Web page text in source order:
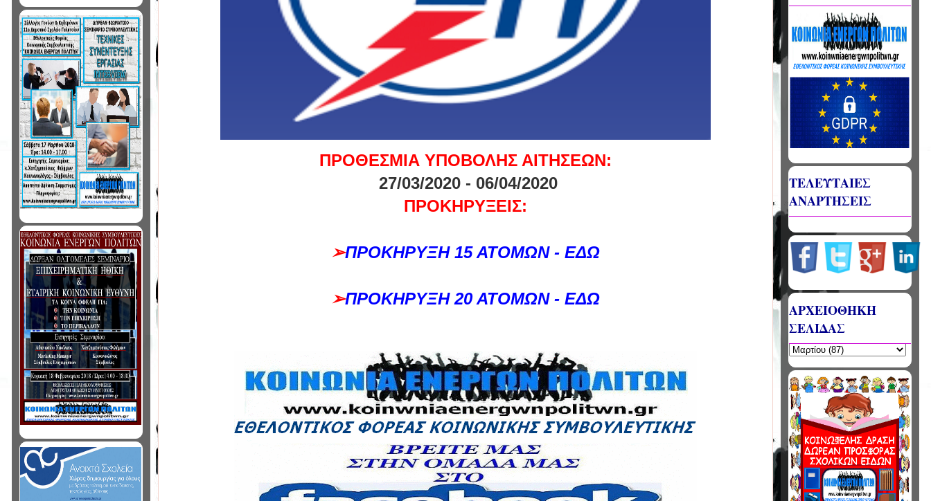
ΠΡΟΘΕΣΜΙΑ ΥΠΟΒΟΛΗΣ ΑΙΤΗΣΕΩΝ:
27/03/2020 - 06/04/2020
ΠΡΟΚΗΡΥΞΕΙΣ:
➢ΠΡΟΚΗΡΥΞΗ 15 ΑΤΟΜΩΝ - ΕΔΩ
➢ΠΡΟΚΗΡΥΞΗ 20 ΑΤΟΜΩΝ - ΕΔΩ
ΤΕΛΕΥΤΑΙΕΣ
ΑΝΑΡΤΗΣΕΙΣ
ΑΡΧΕΙΟΘΗΚΗ
ΣΕΛΙΔΑΣ